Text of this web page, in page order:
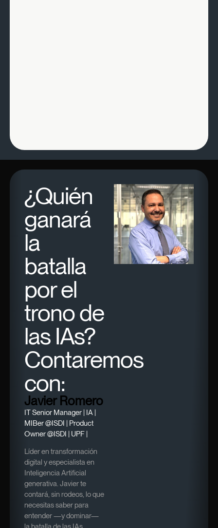
¿Quién
ganará
la
batalla
por el
trono de
las IAs?
Contaremos
con:
Javier Romero
IT Senior Manager | IA |
MIBer @ISDI | Product
Owner @ISDI | UPF |
Líder en transformación
digital y especialista en
Inteligencia Artificial
generativa. Javier te
contará, sin rodeos, lo que
necesitas saber para
entender —y dominar—